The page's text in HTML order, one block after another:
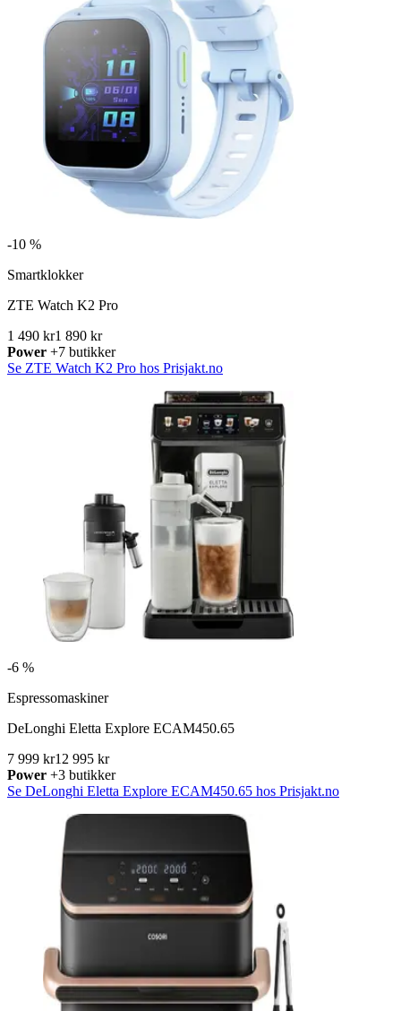
-10 %
Smartklokker
ZTE Watch K2 Pro
1 490 kr1 890 kr
Power +7 butikker
Se ZTE Watch K2 Pro hos Prisjakt.no
-6 %
Espressomaskiner
DeLonghi Eletta Explore ECAM450.65
7 999 kr12 995 kr
Power +3 butikker
Se DeLonghi Eletta Explore ECAM450.65 hos Prisjakt.no